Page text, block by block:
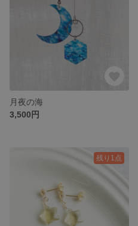
月夜の海
3,500円
残り1点